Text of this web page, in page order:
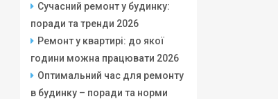
Сучасний ремонт у будинку:
поради та тренди 2026
Ремонт у квартирі: до якої
години можна працювати 2026
Оптимальний час для ремонту
в будинку – поради та норми